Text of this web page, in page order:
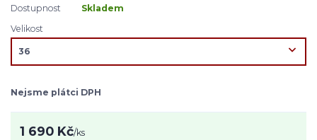
Dostupnost
Skladem
Velikost
Nejsme plátci DPH
1 690 Kč/ks